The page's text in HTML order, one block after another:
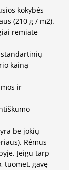
kokybės
(210 g / m2).
remiate
kainą
ir
be jokių
Rėmus
Jeigu tarp
tuomet, gavę